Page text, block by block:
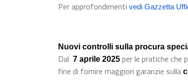
Per approfondimenti vedi Gazzetta
Nuovi controlli sulla procura
Dal 7 aprile 2025 per le pratiche che
fine di fornire maggiori garanzie sulla